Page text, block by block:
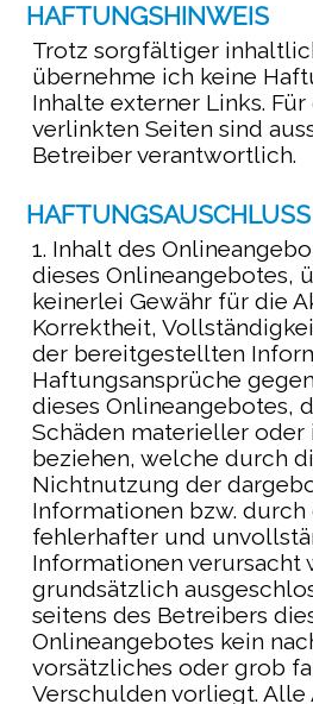
HAFTUNGSHINWEIS
Trotz sorgfältiger
übernehme ich keine
Inhalte externer Links.
verlinkten Seiten sind
Betreiber verantwortlich.
HAFTUNGSAUSCHLUSS
1. Inhalt des
dieses Onlineangebotes,
keinerlei Gewähr für die
Korrektheit,
der bereitgestellten
Haftungsansprüche
dieses Onlineangebotes,
Schäden materieller
beziehen, welche durch
Nichtnutzung der
Informationen bzw.
fehlerhafter und
Informationen verursacht
grundsätzlich
seitens des Betreibers
Onlineangebotes kein
vorsätzliches oder grob
Verschulden vorliegt. Alle